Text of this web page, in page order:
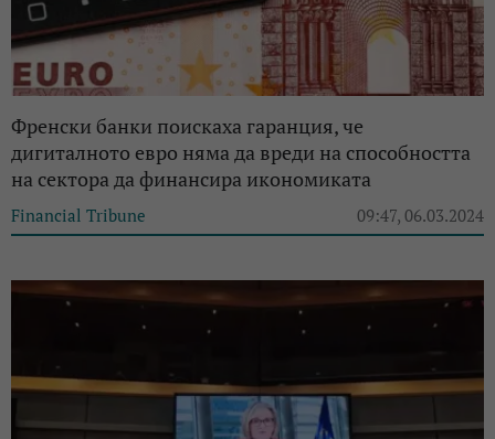
Френски банки поискаха гаранция, че
дигиталното евро няма да вреди на способността
на сектора да финансира икономиката
Financial Tribune 09:47, 06.03.2024